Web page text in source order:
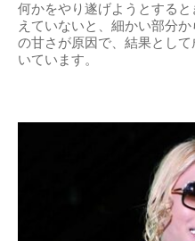
何かをやり遂げようとする
えていないと、細かい部分
の甘さが原因で、結果とし
いています。